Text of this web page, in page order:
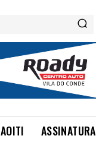
ASSINATURA